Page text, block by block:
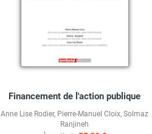
Financement de l'action publique
Anne Lise Rodier, Pierre-Manuel Cloix,Solmaz
Ranjineh